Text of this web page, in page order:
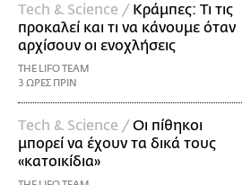
Τech & Science / Κράμπες: Τι τις
προκαλεί και τι να κάνουμε όταν
αρχίσουν οι ενοχλήσεις
THE LIFO TEAM
3 ΩΡΕΣ ΠΡΙΝ
Τech & Science /Οι πίθηκοι
μπορεί να έχουν τα δικά τους
«κατοικίδια»